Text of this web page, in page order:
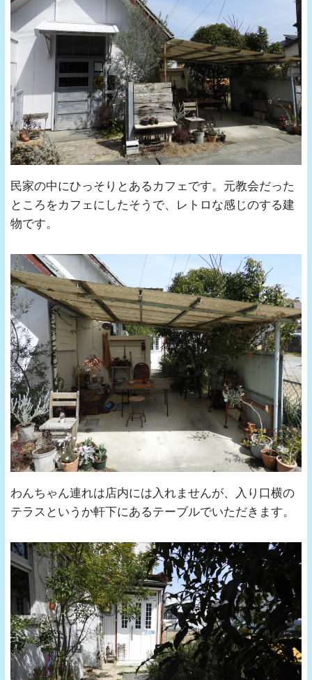
民家の中にひっそりとあるカフェです。元教会だった
ところをカフェにしたそうで、レトロな感じのする建
物です。
わんちゃん連れは店内には入れませんが、入り口横の
テラスというか軒下にあるテーブルでいただきます。